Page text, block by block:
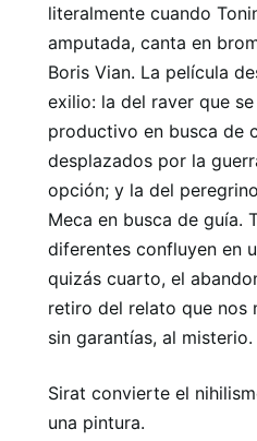
literalmente cuando
amputada, canta en
Boris Vian. La película
exilio: la del raver que
productivo en busca de
desplazados por la
opción; y la del
Meca en busca de guía.
diferentes confluyen en
quizás cuarto, el
retiro del relato que nos
sin garantías, al misterio.
Sirat convierte el
una pintura.